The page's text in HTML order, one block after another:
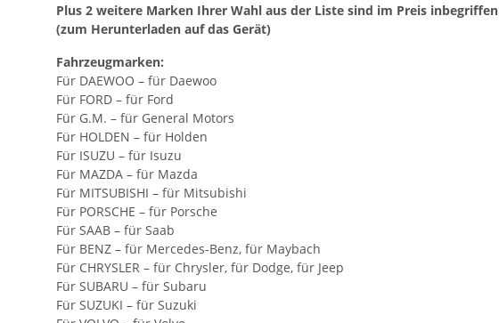
Plus 2 weitere Marken Ihrer Wahl aus der Liste sind im Preis inbegriffen
(zum Herunterladen auf das Gerät)
Fahrzeugmarken:
Für DAEWOO – für Daewoo
Für FORD – für Ford
Für G.M. – für General Motors
Für HOLDEN – für Holden
Für ISUZU – für Isuzu
Für MAZDA – für Mazda
Für MITSUBISHI – für Mitsubishi
Für PORSCHE – für Porsche
Für SAAB – für Saab
Für BENZ – für Mercedes-Benz, für Maybach
Für CHRYSLER – für Chrysler, für Dodge, für Jeep
Für SUBARU – für Subaru
Für SUZUKI – für Suzuki